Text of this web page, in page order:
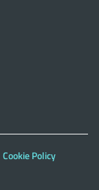
Cookie Policy